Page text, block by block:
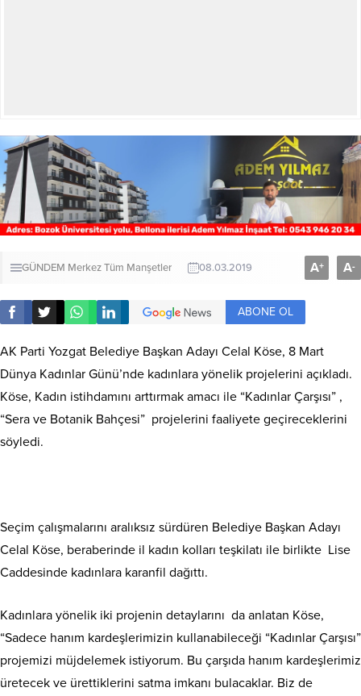
GÜNDEM MerkezTüm Manşetler 08.03.2019 A+ A-
ABONE OL
AK Parti Yozgat Belediye Başkan Adayı Celal Köse, 8 Mart
Dünya Kadınlar Günü’nde kadınlara yönelik projelerini açıkladı.
Köse, Kadın istihdamını arttırmak amacı ile “Kadınlar Çarşısı” ,
“Sera ve Botanik Bahçesi” projelerini faaliyete geçireceklerini
söyledi.
Seçim çalışmalarını aralıksız sürdüren Belediye Başkan Adayı
Celal Köse, beraberinde il kadın kolları teşkilatı ile birlikte Lise
Caddesinde kadınlara karanfil dağıttı.
Kadınlara yönelik iki projenin detaylarını da anlatan Köse,
“Sadece hanım kardeşlerimizin kullanabileceği “Kadınlar Çarşısı”
projemizi müjdelemek istiyorum. Bu çarşıda hanım kardeşlerimiz
üretecek ve ürettiklerini satma imkanı bulacaklar. Biz de